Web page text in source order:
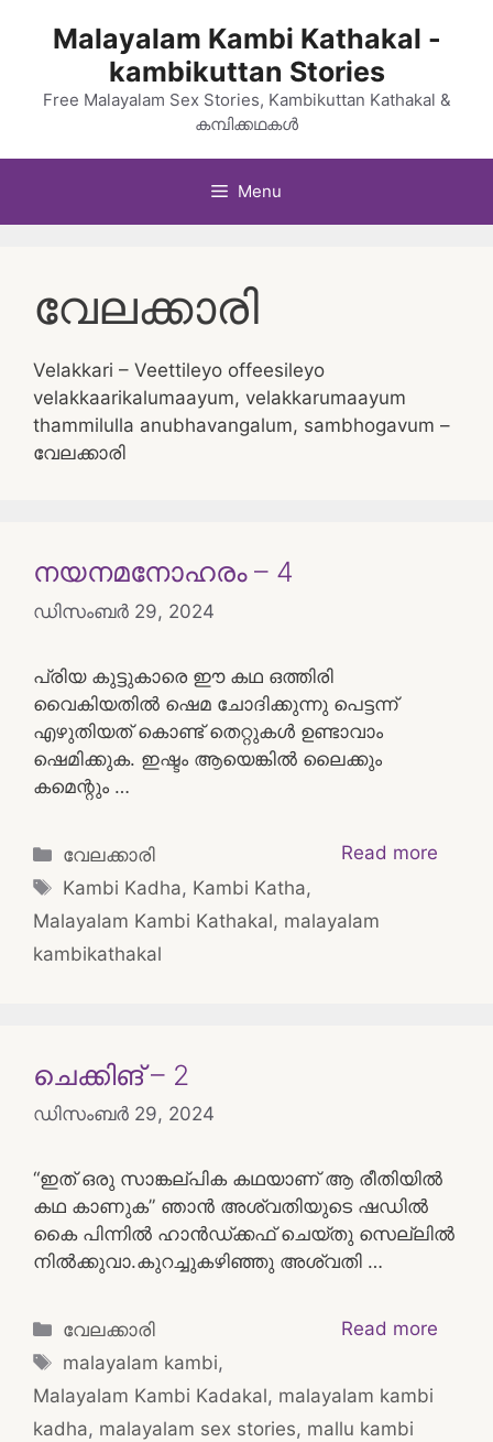
Malayalam Kambi Kathakal -
kambikuttan Stories
Free Malayalam Sex Stories, Kambikuttan Kathakal &
കമ്പിക്കഥകൾ
Menu
വേലക്കാരി
Velakkari – Veettileyo offeesileyo
velakkaarikalumaayum, velakkarumaayum
thammilulla anubhavangalum, sambhogavum –
വേലക്കാരി
നയനമനോഹരം – 4
ഡിസംബർ 29, 2024
പ്രിയ കുട്ടുകാരെ ഈ കഥ ഒത്തിരി
വൈകിയതിൽ ഷെമ ചോദിക്കുന്നു പെട്ടന്ന്
എഴുതിയത് കൊണ്ട് തെറ്റുകൾ ഉണ്ടാവാം
ഷെമിക്കുക. ഇഷ്ടം ആയെങ്കിൽ ലൈക്കും
കമെന്റും …
Read more
Categories
വേലക്കാരി
Tags
Kambi Kadha, Kambi Katha,
Malayalam Kambi Kathakal, malayalam
kambikathakal
ചെക്കിങ് – 2
ഡിസംബർ 29, 2024
“ഇത് ഒരു സാങ്കല്പിക കഥയാണ് ആ രീതിയിൽ
കഥ കാണുക” ഞാൻ അശ്വതിയുടെ ഷഡിൽ
കൈ പിന്നിൽ ഹാൻഡ്ക്കഫ് ചെയ്‌തു സെല്ലിൽ
നിൽക്കുവാ.കുറച്ചുകഴിഞ്ഞു അശ്വതി …
Read more
Categories
വേലക്കാരി
Tags
malayalam kambi,
Malayalam Kambi Kadakal, malayalam kambi
kadha, malayalam sex stories, mallu kambi